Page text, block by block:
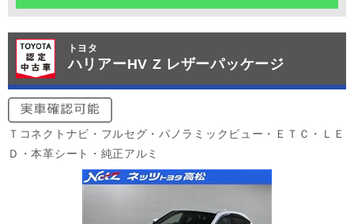
トヨタ
ハリアーHV Z レザーパッケージ
Ｔコネクトナビ・フルセグ・パノラミックビュー・ＥＴＣ・ＬＥ
Ｄ・本革シート・純正アルミ